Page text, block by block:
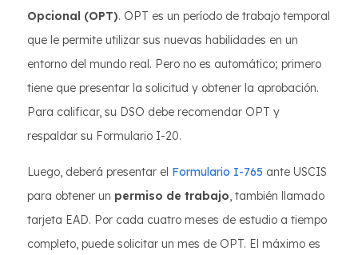
Opcional (OPT). OPT es un período de trabajo temporal
que le permite utilizar sus nuevas habilidades en un
entorno del mundo real. Pero no es automático; primero
tiene que presentar la solicitud y obtener la aprobación.
Para calificar, su DSO debe recomendar OPT y
respaldar su Formulario I-20.
Luego, deberá presentar el Formulario I-765 ante USCIS
para obtener un permiso de trabajo, también llamado
tarjeta EAD. Por cada cuatro meses de estudio a tiempo
completo, puede solicitar un mes de OPT. El máximo es